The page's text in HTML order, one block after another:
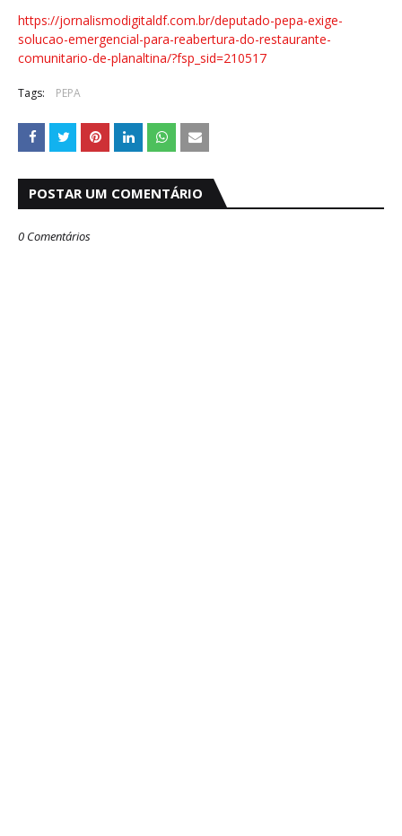
https://jornalismodigitaldf.com.br/deputado-pepa-exige-
solucao-emergencial-para-reabertura-do-restaurante-
comunitario-de-planaltina/?fsp_sid=210517
Tags: PEPA
POSTAR UM COMENTÁRIO
0 Comentários